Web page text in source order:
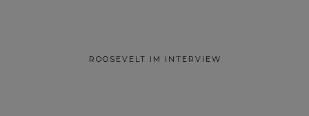
ROOSEVELT IM INTERVIEW